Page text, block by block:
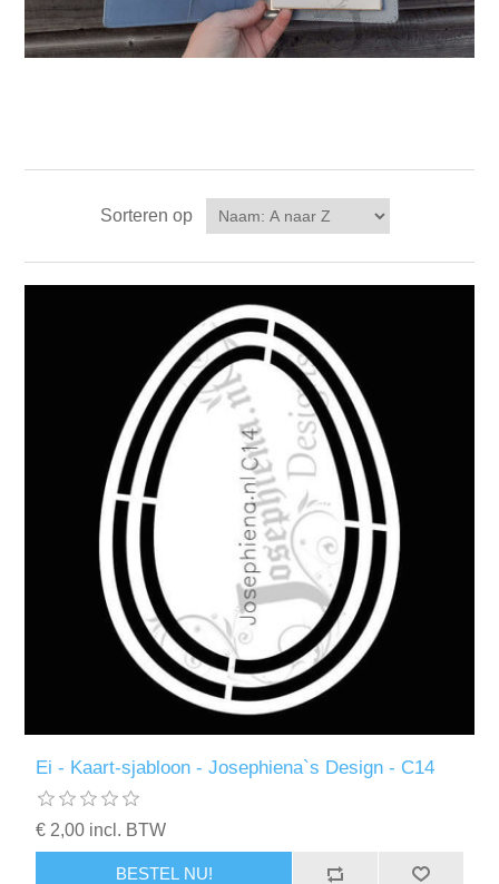
Sorteren op
Ei - Kaart-sjabloon - Josephiena`s Design - C14
€ 2,00 incl. BTW
BESTEL NU!